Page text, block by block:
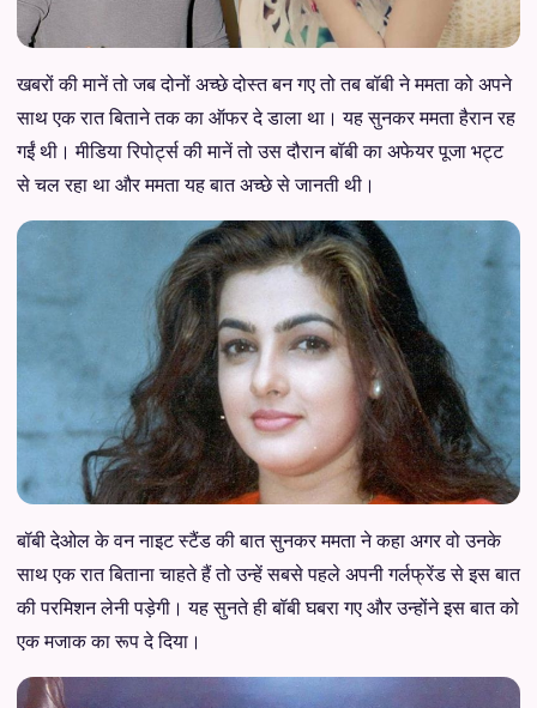
खबरों की मानें तो जब दोनों अच्छे दोस्त बन गए तो तब बॉबी ने ममता को अपने
साथ एक रात बिताने तक का ऑफर दे डाला था। यह सुनकर ममता हैरान रह
गईं थी। मीडिया रिपोर्ट्स की मानें तो उस दौरान बॉबी का अफेयर पूजा भट्ट
से चल रहा था और ममता यह बात अच्छे से जानती थी।
बॉबी देओल के वन नाइट स्टैंड की बात सुनकर ममता ने कहा अगर वो उनके
साथ एक रात बिताना चाहते हैं तो उन्हें सबसे पहले अपनी गर्लफ्रेंड से इस बात
की परमिशन लेनी पड़ेगी। यह सुनते ही बॉबी घबरा गए और उन्होंने इस बात को
एक मजाक का रूप दे दिया।